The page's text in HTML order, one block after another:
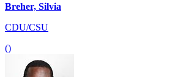
Breher, Silvia
CDU/CSU
()